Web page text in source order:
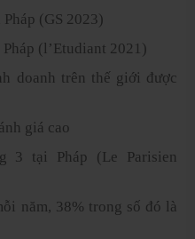
(GS 2023)
(l’Etudiant 2021)
doanh trên thế giới được
giá cao
3 tại Pháp (Le Parisien
năm, 38% trong số đó là